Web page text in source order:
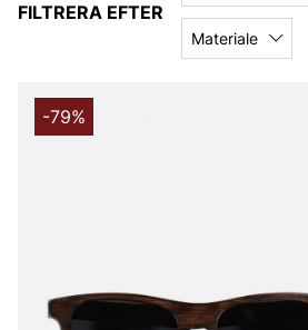
FILTRERA EFTER
Materiale
-79%